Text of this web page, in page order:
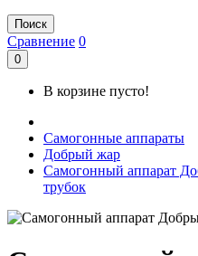
Поиск
Сравнение 0
0
В корзине пусто!
Самогонные аппараты
Добрый жар
Самогонный аппарат
трубок